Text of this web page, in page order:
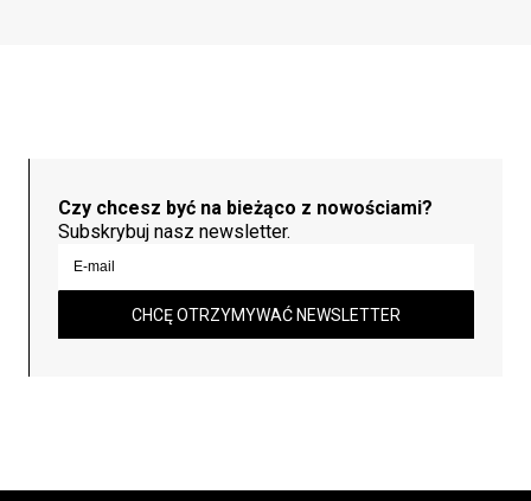
Czy chcesz być na bieżąco z nowościami?
Subskrybuj nasz newsletter.
CHCĘ OTRZYMYWAĆ NEWSLETTER